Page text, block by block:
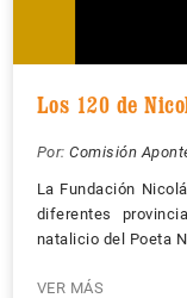
Los 120 de
Por: Comisión
La Fundación
diferentes
natalicio del Poeta
VER MÁS